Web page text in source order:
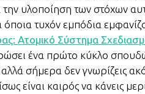
την υλοποίηση των στόχων
όποια τυχόν εμπόδια
Ατομικό Σύστημα
ένα πρώτο κύκλο
σήμερα δεν γνωρίζεις
είναι καιρός να κάνεις